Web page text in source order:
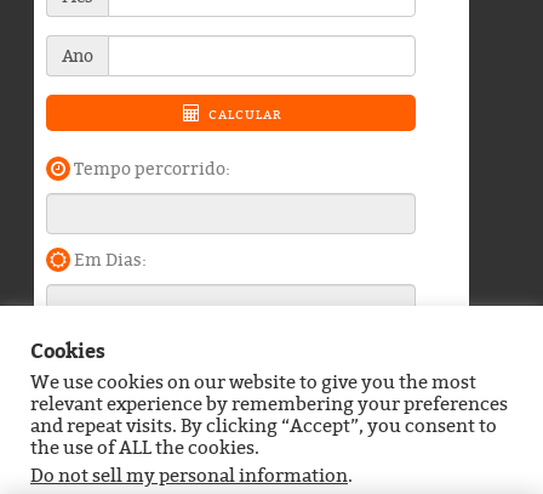
Blog do Durango Duarte © 2026. Todos os direitos
reservados.
Política de Privacidade
Cookies
We use cookies on our website to give you the most
relevant experience by remembering your preferences
and repeat visits. By clicking “Accept”, you consent to
the use of ALL the cookies.
Do not sell my personal information.